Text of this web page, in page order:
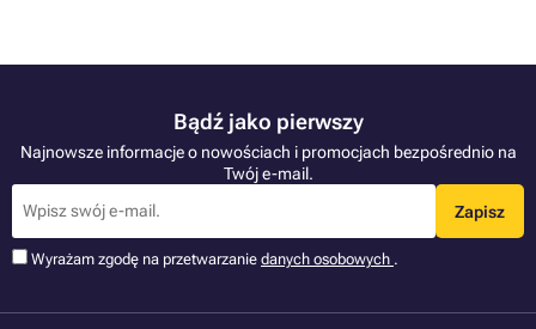
Bądź jako pierwszy
Najnowsze informacje o nowościach i promocjach bezpośrednio na
Twój e-mail.
Zapisz
Wyrażam zgodę na przetwarzanie danych osobowych .